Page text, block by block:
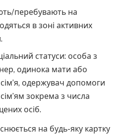
перебувають на
в зоні активних
статуси: особа з
одинока мати або
одержувач допомоги
зокрема з числа
осіб.
на будь-яку картку